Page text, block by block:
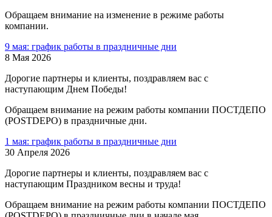
Обращаем внимание на изменение в режиме работы
компании.
9 мая: график работы в праздничные дни
8 Мая 2026
Дорогие партнеры и клиенты, поздравляем вас с
наступающим Днем Победы!
Обращаем внимание на режим работы компании ПОСТДЕПО
(POSTDEPO) в праздничные дни.
1 мая: график работы в праздничные дни
30 Апреля 2026
Дорогие партнеры и клиенты, поздравляем вас с
наступающим Праздником весны и труда!
Обращаем внимание на режим работы компании ПОСТДЕПО